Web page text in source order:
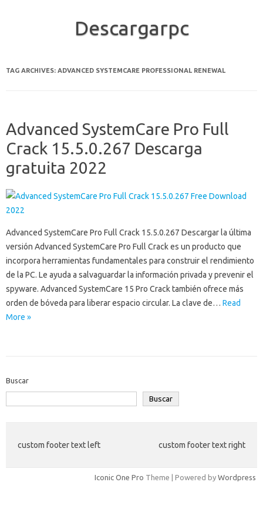
Descargarpc
TAG ARCHIVES: ADVANCED SYSTEMCARE PROFESSIONAL RENEWAL
Advanced SystemCare Pro Full
Crack 15.5.0.267 Descarga
gratuita 2022
Advanced SystemCare Pro Full Crack 15.5.0.267 Descargar la última
versión Advanced SystemCare Pro Full Crack es un producto que
incorpora herramientas fundamentales para construir el rendimiento
de la PC. Le ayuda a salvaguardar la información privada y prevenir el
spyware. Advanced SystemCare 15 Pro Crack también ofrece más
orden de bóveda para liberar espacio circular. La clave de… Read
More »
Buscar
Buscar
custom footer text left custom footer text right
Iconic One Pro Theme | Powered by Wordpress